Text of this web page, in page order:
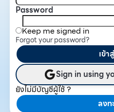
Password
Keep me signed in
Forgot your password?
เข้า
Sign in using
ยังไม่มีบัญชีผู้ใช้ ?
ลงท